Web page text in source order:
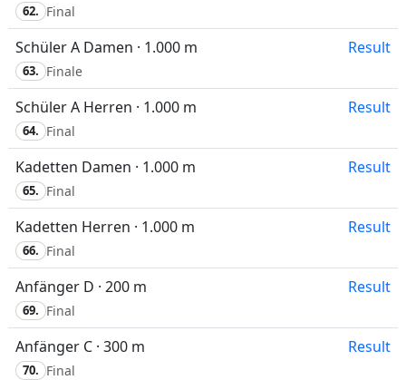
62. Final
Schüler A Damen · 1.000 m Result
63. Finale
Schüler A Herren · 1.000 m Result
64. Final
Kadetten Damen · 1.000 m Result
65. Final
Kadetten Herren · 1.000 m Result
66. Final
Anfänger D · 200 m Result
69. Final
Anfänger C · 300 m Result
70. Final